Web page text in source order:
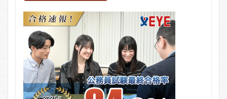
リッ
ト・
デメ
リッ
ト
5.0.1
メリッ
ト